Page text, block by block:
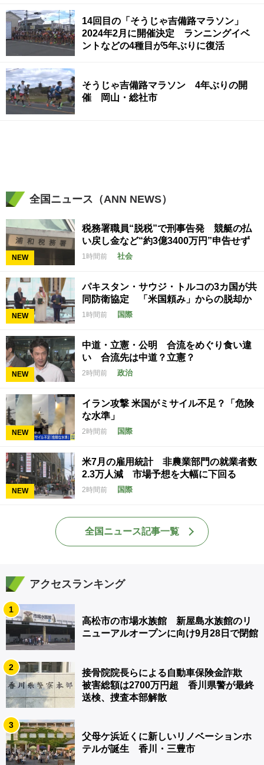
14回目の「そうじゃ吉備路マラソン」
2024年2月に開催決定 ランニングイベ
ントなどの4種目が5年ぶりに復活
そうじゃ吉備路マラソン 4年ぶりの開
催 岡山・総社市
全国ニュース（ANN NEWS）
NEW
税務署職員“脱税”で刑事告発 競艇の払
い戻し金など“約3億3400万円”申告せず
1時間前 社会
NEW
パキスタン・サウジ・トルコの3カ国が共
同防衛協定 「米国頼み」からの脱却か
1時間前 国際
NEW
中道・立憲・公明 合流をめぐり食い違
い 合流先は中道？立憲？
2時間前 政治
NEW
イラン攻撃 米国がミサイル不足？「危険
な水準」
2時間前 国際
NEW
米7月の雇用統計 非農業部門の就業者数
2.3万人減 市場予想を大幅に下回る
2時間前 国際
全国ニュース記事一覧
アクセスランキング
1
高松市の市場水族館 新屋島水族館のリ
ニューアルオープンに向け9月28日で閉館
2
接骨院院長らによる自動車保険金詐欺
被害総額は2700万円超 香川県警が最終
送検、捜査本部解散
3
父母ケ浜近くに新しいリノベーションホ
テルが誕生 香川・三豊市